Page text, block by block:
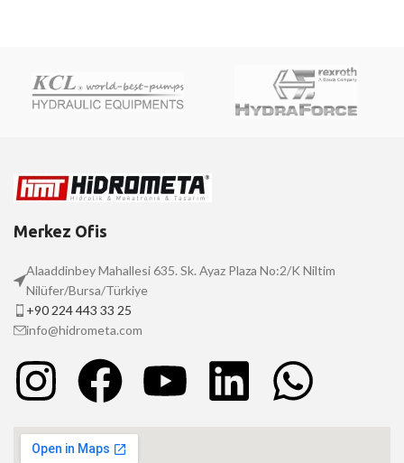
Merkez Ofis
Alaaddinbey Mahallesi 635. Sk. Ayaz Plaza No:2/K Niltim
Nilüfer/Bursa/Türkiye
+90 224 443 33 25
info@hidrometa.com